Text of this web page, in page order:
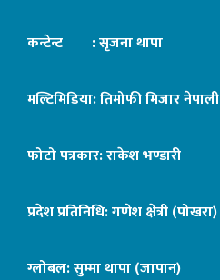
कन्टेन्ट : सृजना थापा
मल्टिमिडिया: तिमोफी मिजार नेपाली
फोटो पत्रकार: राकेश भण्डारी
प्रदेश प्रतिनिधि: गणेश क्षेत्री (पोखरा)
ग्लोबल: सुम्मा थापा (जापान)